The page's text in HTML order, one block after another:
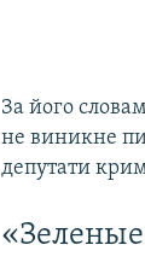
За його
не виникне
депутати